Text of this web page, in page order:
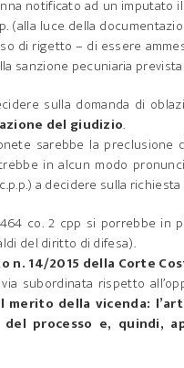
notificato ad un imputato
(alla luce della
rigetto – di essere
sanzione pecuniaria
sulla domanda di
del giudizio.
sarebbe la
in alcun modo
a decidere sulla
co. 2 cpp si porrebbe in
del diritto di difesa).
n. 14/2015 della Corte
subordinata rispetto
della vicenda:
processo e, quindi,